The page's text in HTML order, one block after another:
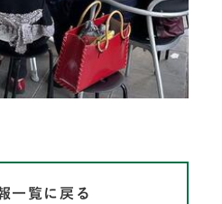
一覧に戻る